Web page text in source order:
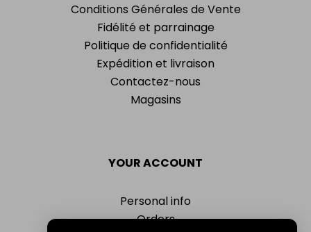
Conditions Générales de Vente
Fidélité et parrainage
Politique de confidentialité
Expédition et livraison
Contactez-nous
Magasins
YOUR ACCOUNT
Personal info
Orders